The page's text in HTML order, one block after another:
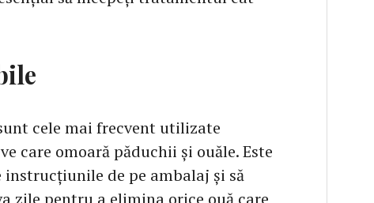
cele mai frecvent utilizate
care omoară păduchii și ouăle. Este
de pe ambalaj și să
zile pentru a elimina orice ouă care